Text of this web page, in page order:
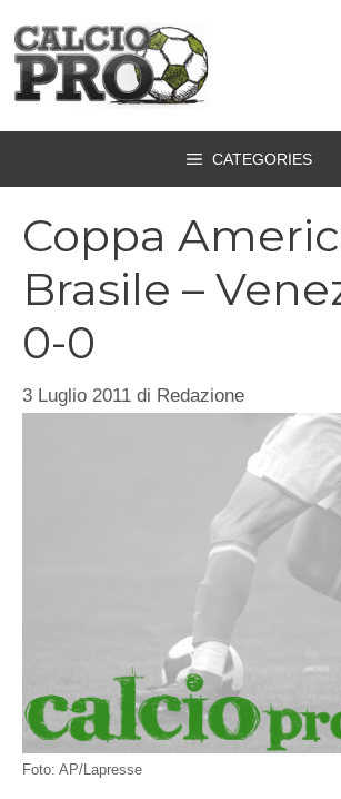
contenuto
CATEGORIES
Coppa
Brasile –
0-0
3 Luglio 2011 di Redazione
Foto: AP/Lapresse